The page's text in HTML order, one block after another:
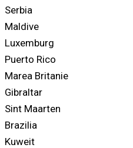
Serbia
Maldive
Luxemburg
Puerto Rico
Marea Britanie
Gibraltar
Sint Maarten
Brazilia
Kuweit